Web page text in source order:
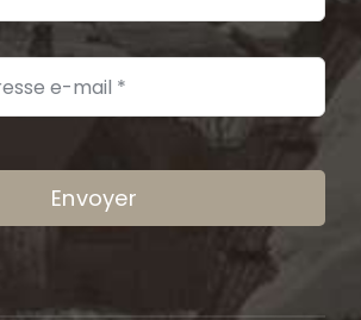
Envoyer